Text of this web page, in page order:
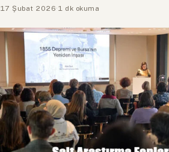
17 Şubat 2026·1 dk okuma